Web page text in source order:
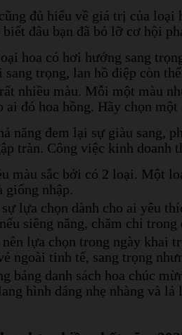
đủ hiểu về giá trị của
biết đâu bạn đã bỏ lỡ cơ hội
hoa có hơi hướng sang
sang trọng, lan hồ điệp còn
nhiều màu. Mỗi một màu
ai đó hoa hồng. Hãy chọn
năng đem lại sự giàu sang,
tràn. Công việc kinh doanh
màu sắc bởi có 2 loại. Một
giống nhập.
lựa chọn dành cho ai yêu
siêng năng, chăm chỉ
nên lựa chọn trong ngày
ngoài tinh tế, sang trọng
bảng danh sách hoa chúc
hình dáng nhẹ nhàng và